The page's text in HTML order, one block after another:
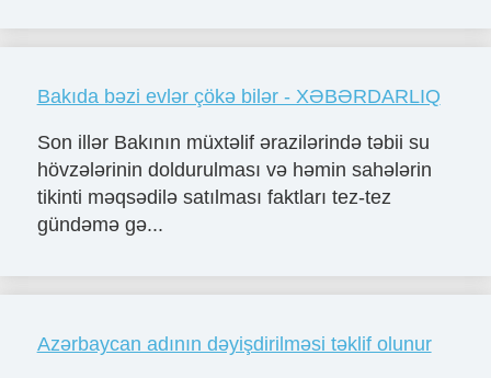
Bakıda bəzi evlər çökə bilər - XƏBƏRDARLIQ
Son illər Bakının müxtəlif ərazilərində təbii su
hövzələrinin doldurulması və həmin sahələrin
tikinti məqsədilə satılması faktları tez-tez
gündəmə gə...
Azərbaycan adının dəyişdirilməsi təklif olunur